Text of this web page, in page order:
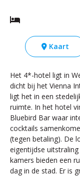
Kaart
Het 4*-hotel ligt in
dicht bij het Vienna
ligt het in een
ruimte. In het hotel
Bluebird Bar waar
cocktails
(tegen betaling). De
eigentijdse
kamers bieden een
dag in de stad. Er is